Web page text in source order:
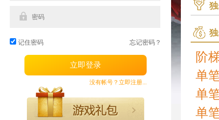
记住密码 忘记密码？
没有帐号？立即注册...
阶
单
单
单